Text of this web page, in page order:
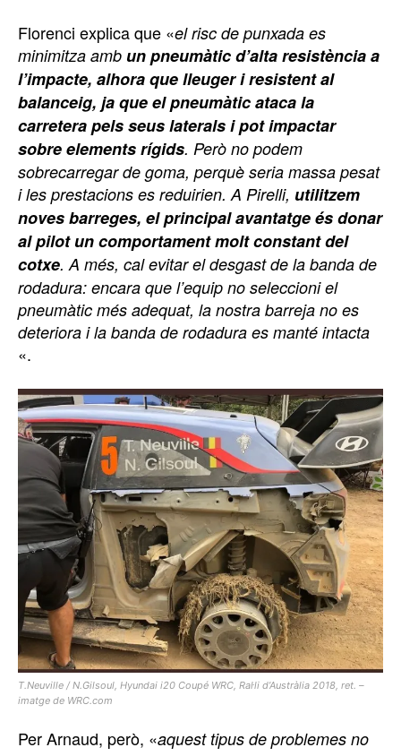
Florenci explica que «el risc de punxada es
minimitza amb un pneumàtic d’alta resistència a
l’impacte, alhora que lleuger i resistent al
balanceig, ja que el pneumàtic ataca la
carretera pels seus laterals i pot impactar
sobre elements rígids. Però no podem
sobrecarregar de goma, perquè seria massa pesat
i les prestacions es reduirien. A Pirelli, utilitzem
noves barreges, el principal avantatge és donar
al pilot un comportament molt constant del
cotxe. A més, cal evitar el desgast de la banda de
rodadura: encara que l’equip no seleccioni el
pneumàtic més adequat, la nostra barreja no es
deteriora i la banda de rodadura es manté intacta
«.
T.Neuville / N.Gilsoul, Hyundai i20 Coupé WRC, Ral·li d’Austràlia 2018, ret. –
imatge de WRC.com
Per Arnaud, però, «aquest tipus de problemes no